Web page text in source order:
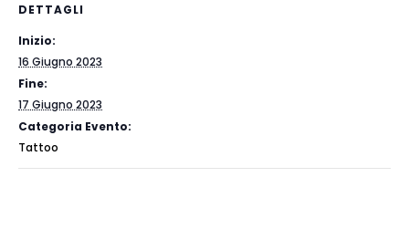
DETTAGLI
Inizio:
16 Giugno 2023
Fine:
17 Giugno 2023
Categoria Evento:
Tattoo